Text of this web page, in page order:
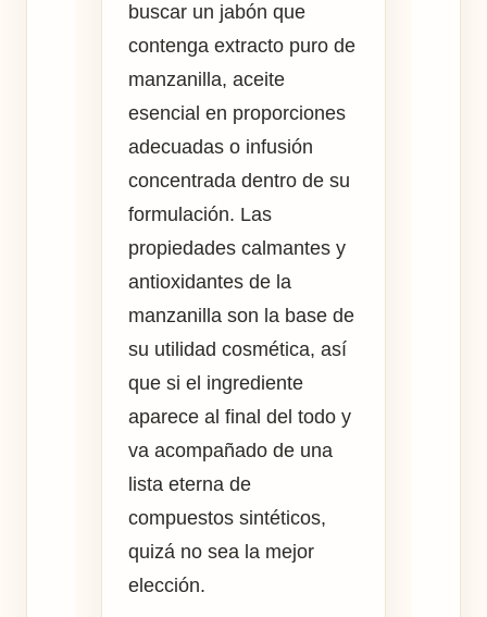
buscar un jabón que
contenga extracto puro de
manzanilla, aceite
esencial en proporciones
adecuadas o infusión
concentrada dentro de su
formulación. Las
propiedades calmantes y
antioxidantes de la
manzanilla son la base de
su utilidad cosmética, así
que si el ingrediente
aparece al final del todo y
va acompañado de una
lista eterna de
compuestos sintéticos,
quizá no sea la mejor
elección.